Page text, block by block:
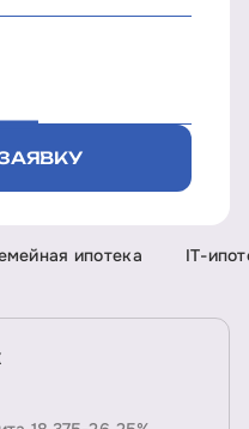
ипотека IT-